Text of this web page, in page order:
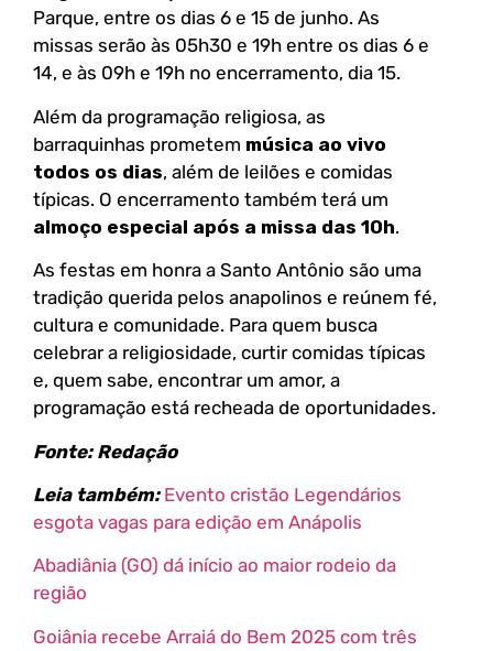
Parque, entre os dias 6 e 15 de junho. As
missas serão às 05h30 e 19h entre os dias 6 e
14, e às 09h e 19h no encerramento, dia 15.
Além da programação religiosa, as
barraquinhas prometem música ao vivo
todos os dias, além de leilões e comidas
típicas. O encerramento também terá um
almoço especial após a missa das 10h.
As festas em honra a Santo Antônio são uma
tradição querida pelos anapolinos e reúnem fé,
cultura e comunidade. Para quem busca
celebrar a religiosidade, curtir comidas típicas
e, quem sabe, encontrar um amor, a
programação está recheada de oportunidades.
Fonte: Redação
Leia também: Evento cristão Legendários
esgota vagas para edição em Anápolis
Abadiânia (GO) dá início ao maior rodeio da
região
Goiânia recebe Arraiá do Bem 2025 com três